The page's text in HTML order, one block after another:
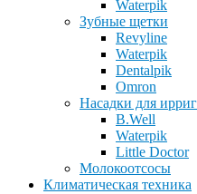
Waterpik
Зубные щетки
Revyline
Waterpik
Dentalpik
Omron
Насадки для
B.Well
Waterpik
Little Doctor
Молокоотсосы
Климатическая техника